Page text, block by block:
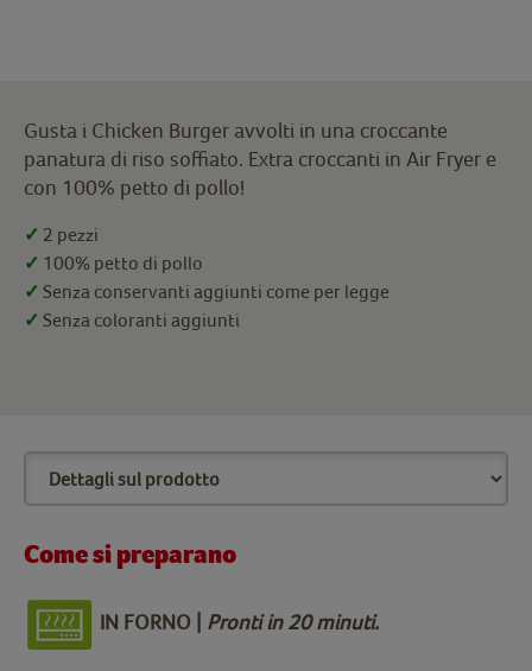
Gusta i Chicken Burger avvolti in una croccante
panatura di riso soffiato. Extra croccanti in Air Fryer e
con 100% petto di pollo!
✓ 2 pezzi
✓ 100% petto di pollo
✓ Senza conservanti aggiunti come per legge
✓ Senza coloranti aggiunti
Come si preparano
IN FORNO | Pronti in 20 minuti.